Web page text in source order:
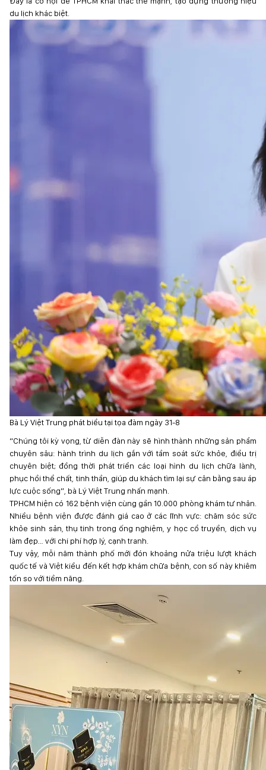
du lịch khác biệt.
Bà Lý Việt Trung phát biểu tại tọa đàm ngày 31-8
“Chúng tôi kỳ vọng, từ diễn đàn này sẽ hình thành những sản phẩm
chuyên sâu: hành trình du lịch gắn với tầm soát sức khỏe, điều trị
chuyên biệt; đồng thời phát triển các loại hình du lịch chữa lành,
phục hồi thể chất, tinh thần, giúp du khách tìm lại sự cân bằng sau áp
lực cuộc sống”, bà Lý Việt Trung nhấn mạnh.
TPHCM hiện có 162 bệnh viện cùng gần 10.000 phòng khám tư nhân.
Nhiều bệnh viện được đánh giá cao ở các lĩnh vực: chăm sóc sức
khỏe sinh sản, thụ tinh trong ống nghiệm, y học cổ truyền, dịch vụ
làm đẹp… với chi phí hợp lý, cạnh tranh.
Tuy vậy, mỗi năm thành phố mới đón khoảng nửa triệu lượt khách
quốc tế và Việt kiều đến kết hợp khám chữa bệnh, con số này khiêm
tốn so với tiềm năng.